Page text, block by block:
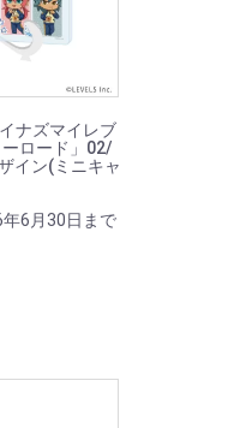
ナズマイレブ
ロード」02/
イン(ミニキャ
6月30日まで